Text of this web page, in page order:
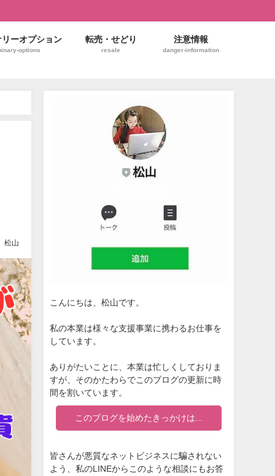
リーオプション
options
転売・せどり
resale
注意情報
danger-information
松山
こんにちは、松山です。
私の本業は様々な支援事業に携わるお仕事を
しています。
ありがたいことに、本業は忙しくしておりま
すが、そのかたわらでこのブログの更新に時
間を割いています。
このブログを始めたきっかけは...
皆さんが悪質なネットビジネスに騙されない
よう、私のLINEからこのような相談にもお答